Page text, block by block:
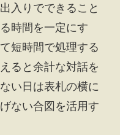
入りでできること
時間を一定にす
短時間で処理する
ると余計な対話を
い日は表札の横に
ない合図を活用す